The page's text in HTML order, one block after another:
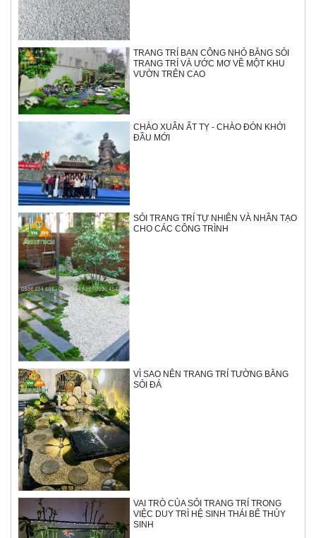
TRANG TRÍ BAN CÔNG NHỎ BẰNG SỎI
TRANG TRÍ VÀ ƯỚC MƠ VỀ MỘT KHU
VƯỜN TRÊN CAO
CHÀO XUÂN ẤT TỴ - CHÀO ĐÓN KHỞI
ĐẦU MỚI
SỎI TRANG TRÍ TỰ NHIÊN VÀ NHÂN TẠO
CHO CÁC CÔNG TRÌNH
VÌ SAO NÊN TRANG TRÍ TƯỜNG BẰNG
SỎI ĐÁ
VAI TRÒ CỦA SỎI TRANG TRÍ TRONG
VIỆC DUY TRÌ HỆ SINH THÁI BỂ THỦY
SINH